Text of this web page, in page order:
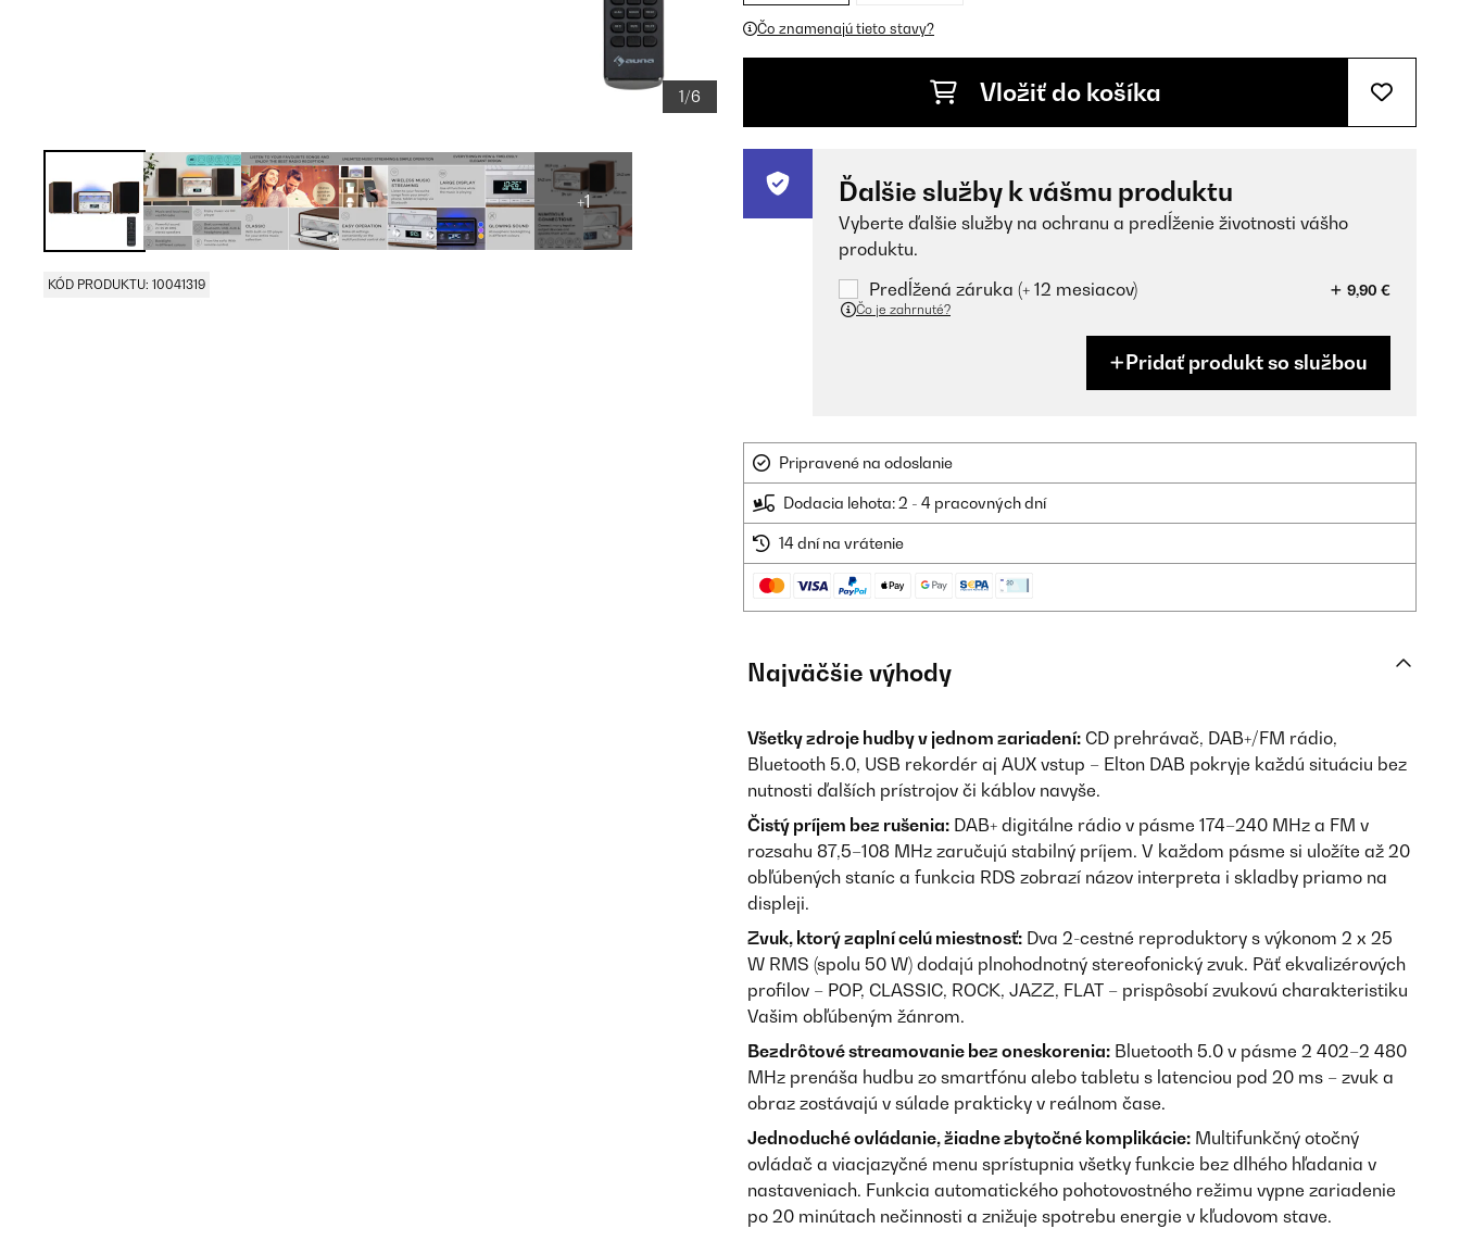
1/6
+1
KÓD PRODUKTU: 10041319
Čo znamenajú tieto stavy?
Vložiť do košíka
Ďalšie služby k vášmu produktu
Vyberte ďalšie služby na ochranu a predĺženie životnosti vášho
produktu.
Predĺžená záruka (+ 12 mesiacov)
9,90 €
Čo je zahrnuté?
Pridať produkt so službou
Pripravené na odoslanie
Dodacia lehota: 2 - 4 pracovných dní
14 dní na vrátenie
Najväčšie výhody
Všetky zdroje hudby v jednom zariadení: CD prehrávač, DAB+/FM rádio,
Bluetooth 5.0, USB rekordér aj AUX vstup – Elton DAB pokryje každú situáciu bez
nutnosti ďalších prístrojov či káblov navyše.
Čistý príjem bez rušenia: DAB+ digitálne rádio v pásme 174–240 MHz a FM v
rozsahu 87,5–108 MHz zaručujú stabilný príjem. V každom pásme si uložíte až 20
obľúbených staníc a funkcia RDS zobrazí názov interpreta i skladby priamo na
displeji.
Zvuk, ktorý zaplní celú miestnosť: Dva 2-cestné reproduktory s výkonom 2 x 25
W RMS (spolu 50 W) dodajú plnohodnotný stereofonický zvuk. Päť ekvalizérových
profilov – POP, CLASSIC, ROCK, JAZZ, FLAT – prispôsobí zvukovú charakteristiku
Vašim obľúbeným žánrom.
Bezdrôtové streamovanie bez oneskorenia: Bluetooth 5.0 v pásme 2 402–2 480
MHz prenáša hudbu zo smartfónu alebo tabletu s latenciou pod 20 ms – zvuk a
obraz zostávajú v súlade prakticky v reálnom čase.
Jednoduché ovládanie, žiadne zbytočné komplikácie: Multifunkčný otočný
ovládač a viacjazyčné menu sprístupnia všetky funkcie bez dlhého hľadania v
nastaveniach. Funkcia automatického pohotovostného režimu vypne zariadenie
po 20 minútach nečinnosti a znižuje spotrebu energie v kľudovom stave.